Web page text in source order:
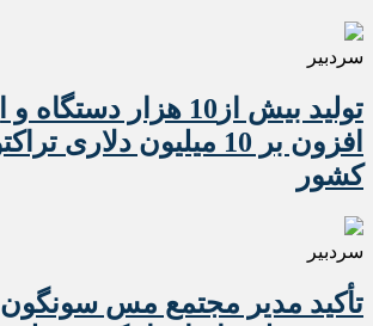
سردبیر
تولید بیش از10 هزار
افزون بر 10 میلیون دلاری
کشور
سردبیر
تأکید مدیر مجتمع مس